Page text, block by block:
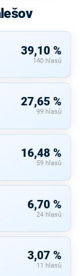
39,10 %
140 hlasů
27,65 %
99 hlasů
16,48 %
59 hlasů
6,70 %
24 hlasů
3,07 %
11 hlasů